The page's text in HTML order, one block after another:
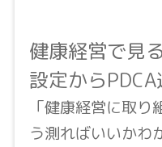
健康経営で見
設定から
「健康経営に取
う測ればいいかわ